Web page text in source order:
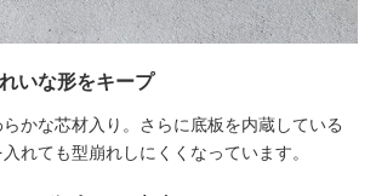
いな形をキープ
かな芯材入り。さらに底板を内蔵している
れても型崩れしにくくなっています。